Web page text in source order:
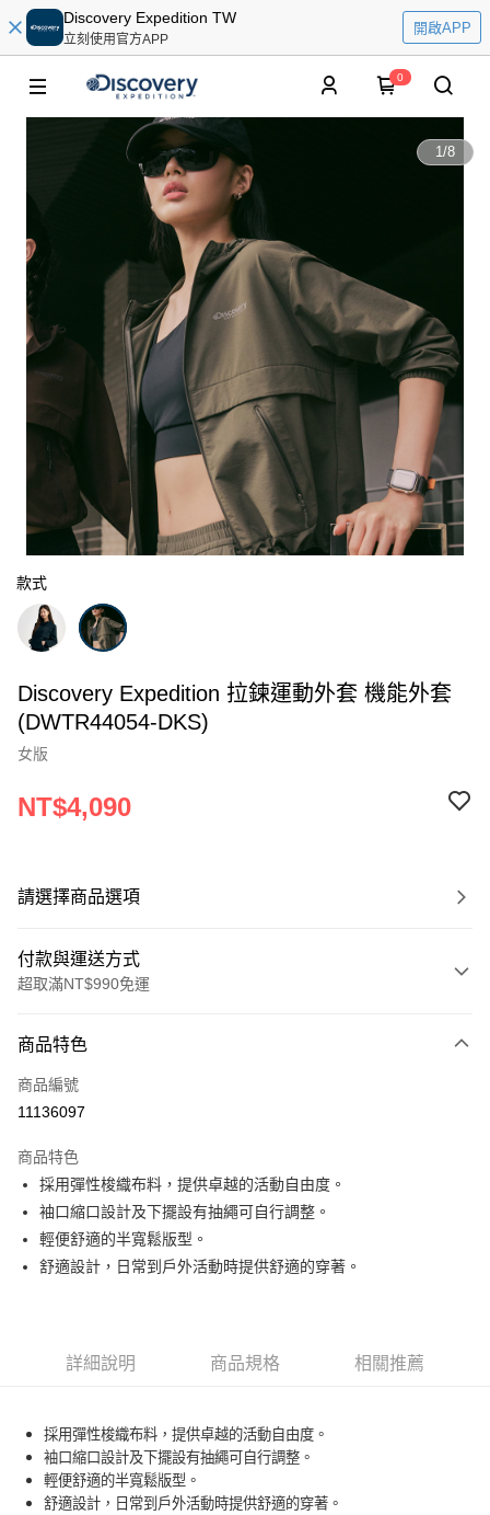
Discovery Expedition TW
立刻使用官方APP
開啟APP
0
1/8
款式
Discovery Expedition 拉鍊運動外套 機能外套
(DWTR44054-DKS)
女版
NT$4,090
請選擇商品選項
付款與運送方式
超取滿NT$990免運
信用卡一次付款
超商取貨付款
Apple Pay
運送方式
全家取貨付款<未取貨列黑名單/不支援離島取退>
每筆NT$60，滿NT$990(含以上)免運費
每筆NT$60，滿NT$990(含以上)免運費
7-11取貨<未取貨列黑名單/不支援離島取退>
每筆NT$60，滿NT$990(含以上)免運費
商品特色
商品編號
11136097
商品特色
採用彈性梭織布料，提供卓越的活動自由度。
袖口縮口設計及下擺設有抽繩可自行調整。
輕便舒適的半寬鬆版型。
舒適設計，日常到戶外活動時提供舒適的穿著。
詳細說明 商品規格 相關推薦
採用彈性梭織布料，提供卓越的活動自由度。
袖口縮口設計及下擺設有抽繩可自行調整。
輕便舒適的半寬鬆版型。
舒適設計，日常到戶外活動時提供舒適的穿著。